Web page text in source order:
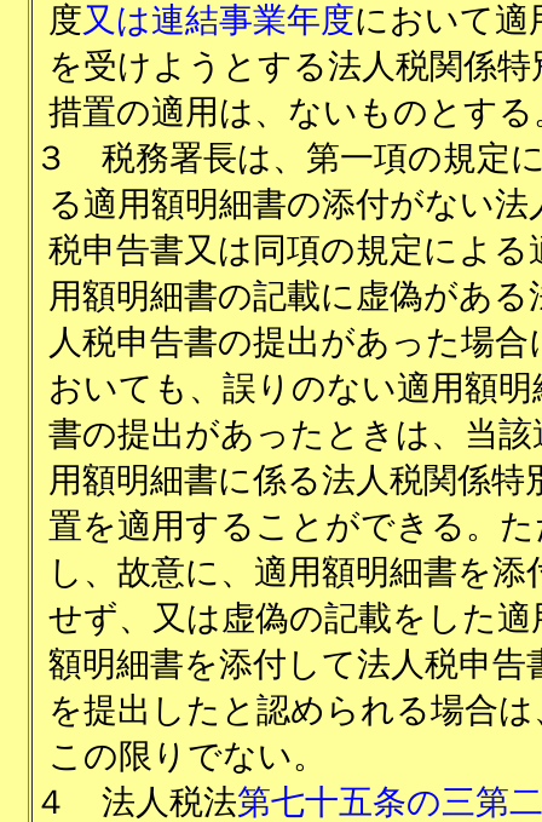
度又は連結事業年度において適
を受けようとする法人税関係特
措置の適用は、ないものとする
３
税務署長は、第一項の規定
る適用額明細書の添付がない法
税申告書又は同項の規定による
用額明細書の記載に虚偽がある
人税申告書の提出があった場合
おいても、誤りのない適用額明
書の提出があったときは、当該
用額明細書に係る法人税関係特
置を適用することができる。た
し、故意に、適用額明細書を添
せず、又は虚偽の記載をした適
額明細書を添付して法人税申告
を提出したと認められる場合は
この限りでない。
４
法人税法第七十五条の三第